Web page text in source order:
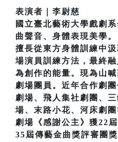
表演者｜李尉慈
國立臺北藝術大學戲劇
曲聲音、身體表現美學。
擅長從東方身體訓練中
場演員訓練方法，最終
為創作的能量。現為山
劇場團員。近年合作劇
劇場、飛人集社劇團、
場、末路小花、河床劇
劇場《感謝公主》獲22
35屆傳藝金曲獎評審團